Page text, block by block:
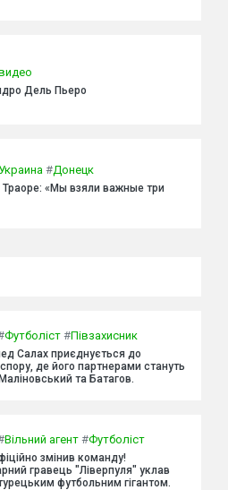
Дель Пьеро
Украина #Донецк
«Мы взяли важные три
Футболіст #Півзахисник
Салах приєднується до
де його партнерами стануть
та Батагов.
Вільний агент #Футболіст
змінив команду!
гравець "Ліверпуля" уклав
футбольним гігантом.